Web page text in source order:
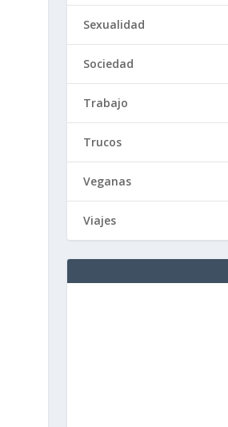
Sexualidad
Sociedad
Trabajo
Trucos
Veganas
Viajes